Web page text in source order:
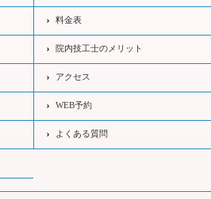
料金表
院内技工士のメリット
アクセス
WEB予約
よくある質問